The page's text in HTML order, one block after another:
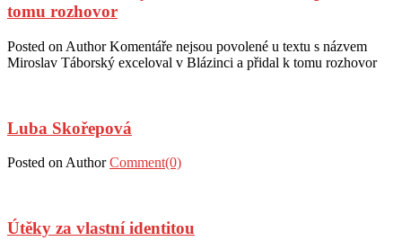
tomu rozhovor
Posted on Author Komentáře nejsou povolené u textu s názvem
Miroslav Táborský exceloval v Blázinci a přidal k tomu rozhovor
Luba Skořepová
Posted on Author Comment(0)
Útěky za vlastní identitou